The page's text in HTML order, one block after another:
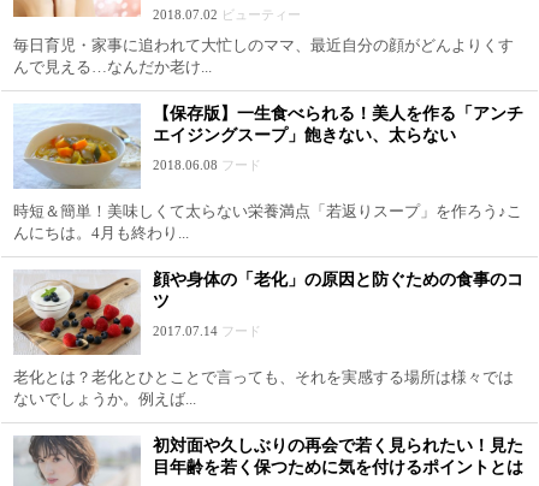
2018.07.02 ビューティー
毎日育児・家事に追われて大忙しのママ、最近自分の顔がどんよりくす
んで見える…なんだか老け...
【保存版】一生食べられる！美人を作る「アンチ
エイジングスープ」飽きない、太らない
2018.06.08 フード
時短＆簡単！美味しくて太らない栄養満点「若返りスープ」を作ろう♪こ
んにちは。4月も終わり...
顔や身体の「老化」の原因と防ぐための食事のコ
ツ
2017.07.14 フード
老化とは？老化とひとことで言っても、それを実感する場所は様々では
ないでしょうか。例えば...
初対面や久しぶりの再会で若く見られたい！見た
目年齢を若く保つために気を付けるポイントとは